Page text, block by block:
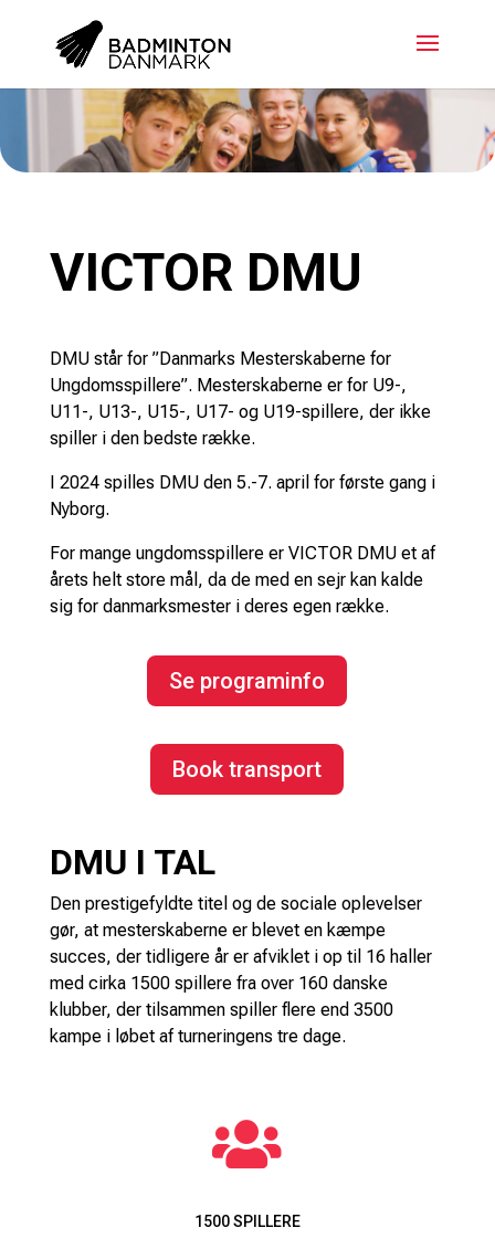
VICTOR DMU
DMU står for ”Danmarks Mesterskaberne for
Ungdomsspillere”. Mesterskaberne er for U9-,
U11-, U13-, U15-, U17- og U19-spillere, der ikke
spiller i den bedste række.
I 2024 spilles DMU den 5.-7. april for første gang i
Nyborg.
For mange ungdomsspillere er VICTOR DMU et af
årets helt store mål, da de med en sejr kan kalde
sig for danmarksmester i deres egen række.
Se programinfo
Book transport
DMU I TAL
Den prestigefyldte titel og de sociale oplevelser
gør, at mesterskaberne er blevet en kæmpe
succes, der tidligere år er afviklet i op til 16 haller
med cirka 1500 spillere fra over 160 danske
klubber, der tilsammen spiller flere end 3500
kampe i løbet af turneringens tre dage.

1500 SPILLERE